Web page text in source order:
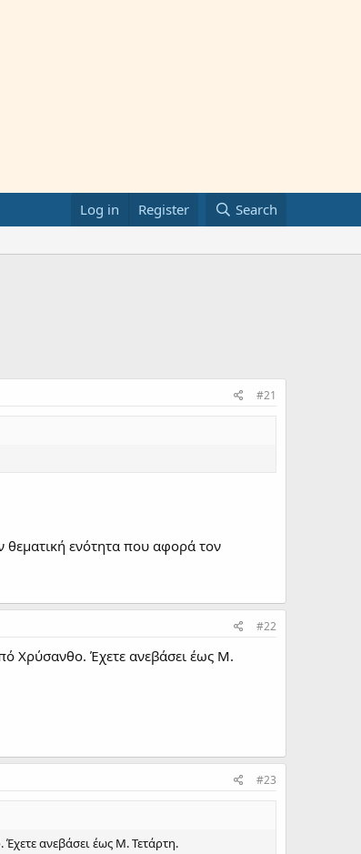
Log in Register Search
#21
θεματική ενότητα που αφορά τον
#22
Χρύσανθο. Έχετε ανεβάσει έως Μ.
#23
ανεβάσει έως Μ. Τετάρτη.